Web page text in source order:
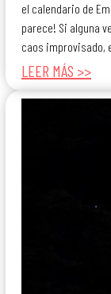
el calendario de
parece! Si alguna
caos improvisado,
LEER MÁS >>